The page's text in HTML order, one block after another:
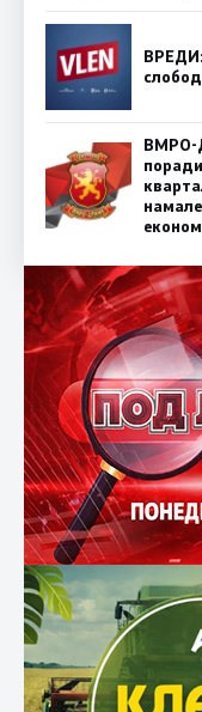
ВРЕДИ:
ВМРО-